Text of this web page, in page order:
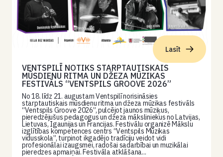
Lasīt
VENTSPILĪ NOTIKS STARPTAUTISKAIS
MŪSDIENU RITMA UN DŽEZA MŪZIKAS
FESTIVĀLS “VENTSPILS GROOVE 2026”
No 18. līdz 21. augustam Ventspilī norisināsies
starptautiskais mūsdienu ritma un džeza mūzikas festivāls
“Ventspils Groove 2026”, pulcējot jaunos mūziķus,
pieredzējušus pedagogus un džeza māksliniekus no Latvijas,
Lietuvas, Igaunijas un Francijas. Festivālu organizē Mākslu
izglītības kompetences centrs “Ventspils Mūzikas
vidusskola”, turpinot ikgadējo tradīciju veidot vidi
profesionālai izaugsmei, radošai sadarbībai un muzikālai
pieredzes apmaiņai. Festivāla atklāšana...